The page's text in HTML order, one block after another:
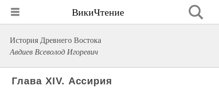
ВикиЧтение
История Древнего Востока
Авдиев Всеволод Игоревич
Глава XIV. Ассирия